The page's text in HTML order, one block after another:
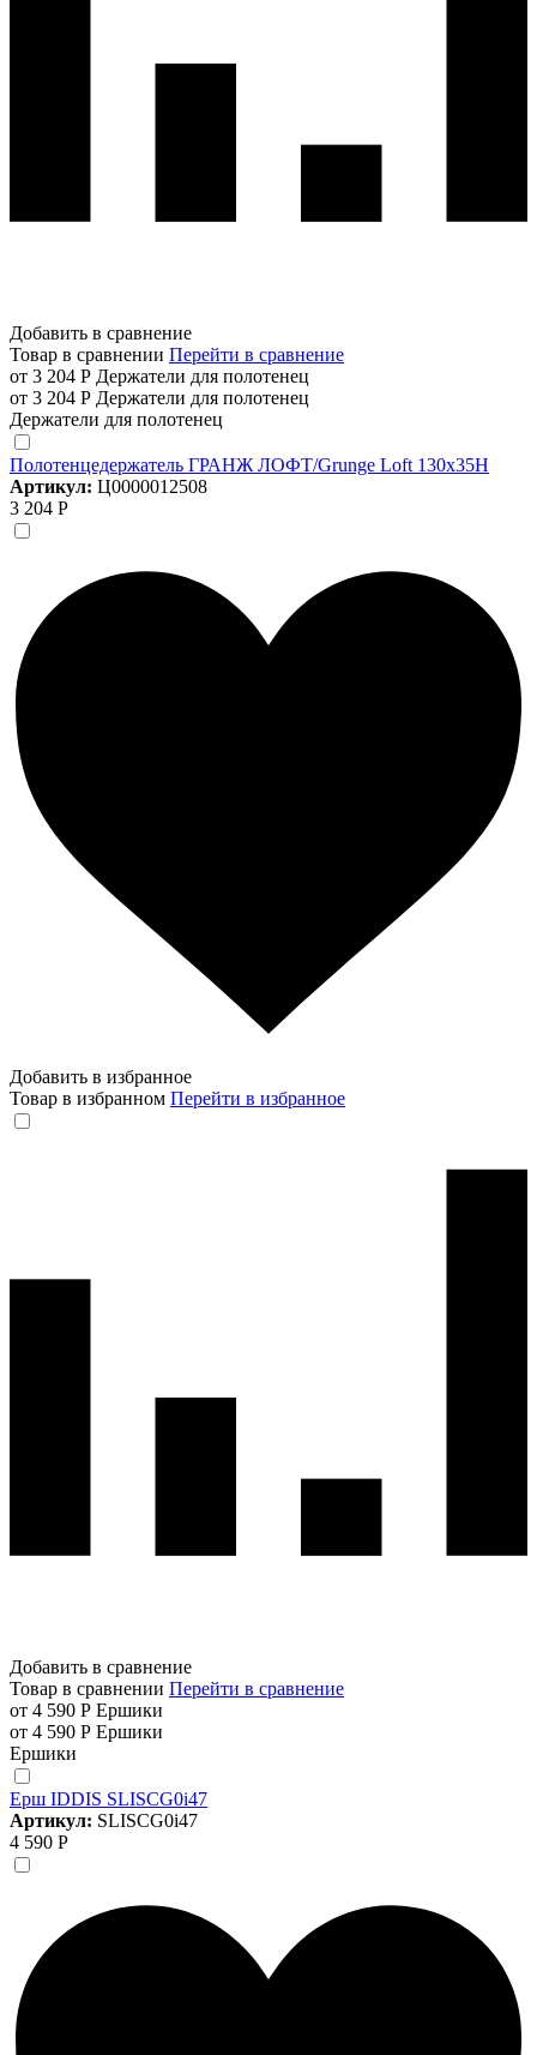
Добавить в сравнение
Товар в сравнении Перейти в сравнение
от 3 204 Р Держатели для полотенец
от 3 204 Р Держатели для полотенец
Держатели для полотенец
Полотенцедержатель ГРАНЖ ЛОФТ/Grunge Loft 130х35Н
Артикул: Ц0000012508
3 204 Р
Добавить в избранное
Товар в избранном Перейти в избранное
Добавить в сравнение
Товар в сравнении Перейти в сравнение
от 4 590 Р Ершики
от 4 590 Р Ершики
Ершики
Ерш IDDIS SLISCG0i47
Артикул: SLISCG0i47
4 590 Р